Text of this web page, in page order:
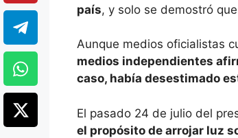
país, y solo se demostró
Aunque medios oficialistas
medios independientes
caso, había desestimado
El pasado 24 de julio del
el propósito de arrojar luz